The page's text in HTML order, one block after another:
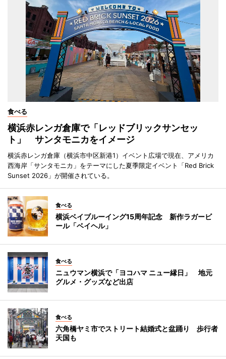
食べる
横浜赤レンガ倉庫で「レッドブリックサンセッ
ト」 サンタモニカをイメージ
横浜赤レンガ倉庫（横浜市中区新港1）イベント広場で現在、アメリカ
西海岸「サンタモニカ」をテーマにした夏季限定イベント「Red Brick
Sunset 2026」が開催されている。
食べる
横浜ベイブルーイング15周年記念 新作ラガービ
ール「ベイヘル」
食べる
ニュウマン横浜で「ヨコハマ ニュー縁日」 地元
グルメ・グッズなど出店
食べる
六角橋ヤミ市でストリート結婚式と盆踊り 歩行者
天国も